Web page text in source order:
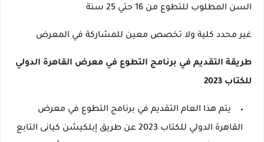
السن المطلوب للتطوع من 16 حتي 25 سنة
غير محدد كلية ولا تخصص معين للمشاركة في المعرض
طريقة التقديم في برنامج التطوع في معرض القاهرة الدولي
للكتاب 2023
يتم هذا العام التقديم في برنامج التطوع في معرض
القاهرة الدولي للكتاب 2023 عن طريق إبلكيشن كيانى التابع